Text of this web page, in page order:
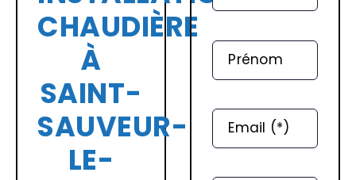
CHAUDIÈRE
À
SAINT-
SAUVEUR-
LE-
Prénom
Email (*)